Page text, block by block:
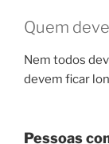
Quem
Nem todos
devem ficar
Pessoas